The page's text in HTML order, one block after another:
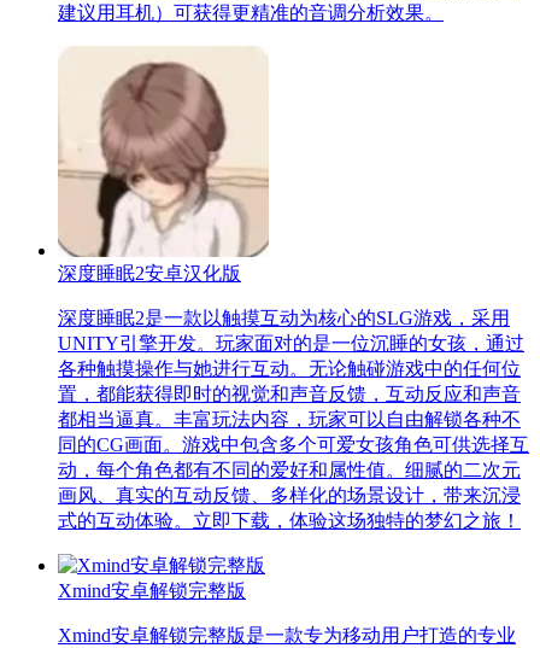
建议用耳机）可获得更精准的音调分析效果。
深度睡眠2安卓汉化版
深度睡眠2是一款以触摸互动为核心的SLG游戏，采用
UNITY引擎开发。玩家面对的是一位沉睡的女孩，通过
各种触摸操作与她进行互动。无论触碰游戏中的任何位
置，都能获得即时的视觉和声音反馈，互动反应和声音
都相当逼真。丰富玩法内容，玩家可以自由解锁各种不
同的CG画面。游戏中包含多个可爱女孩角色可供选择互
动，每个角色都有不同的爱好和属性值。细腻的二次元
画风、真实的互动反馈、多样化的场景设计，带来沉浸
式的互动体验。立即下载，体验这场独特的梦幻之旅！
Xmind安卓解锁完整版
Xmind安卓解锁完整版是一款专为移动用户打造的专业